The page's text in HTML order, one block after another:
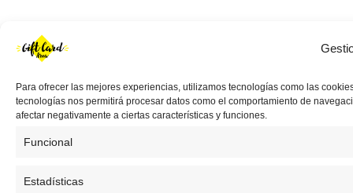
Para ofrecer las mejores experiencias, utilizamos tecnologías como las
tecnologías nos permitirá procesar datos como el comportamiento de
afectar negativamente a ciertas características y funciones.
Funcional
Estadísticas